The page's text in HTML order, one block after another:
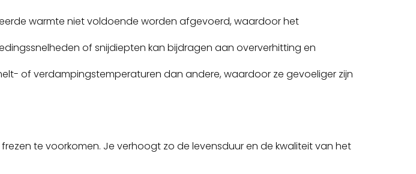
warmte niet voldoende worden afgevoerd, waardoor het
of snijdiepten kan bijdragen aan oververhitting en
of verdampingstemperaturen dan andere, waardoor ze gevoeliger zijn
te voorkomen. Je verhoogt zo de levensduur en de kwaliteit van het